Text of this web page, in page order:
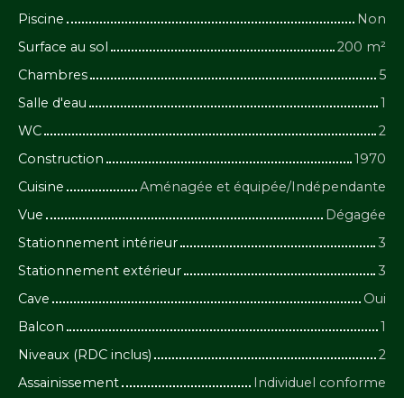
Piscine
Non
Surface au sol
200 m²
Chambres
5
Salle d'eau
1
WC
2
Construction
1970
Cuisine
Aménagée et équipée/Indépendante
Vue
Dégagée
Stationnement intérieur
3
Stationnement extérieur
3
Cave
Oui
Balcon
1
Niveaux (RDC inclus)
2
Assainissement
Individuel conforme